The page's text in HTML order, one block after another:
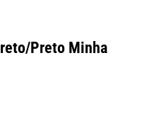
Preto Minha